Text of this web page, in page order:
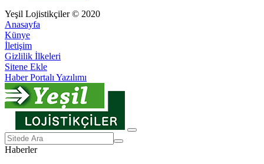
Yeşil Lojistikçiler © 2020
Anasayfa
Künye
İletişim
Gizlilik İlkeleri
Sitene Ekle
Haber Portalı Yazılımı
Haberler